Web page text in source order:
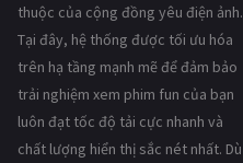
thuộc của cộng đồng yêu điện ảnh.
Tại đây, hệ thống được tối ưu hóa
trên hạ tầng mạnh mẽ để đảm bảo
trải nghiệm xem phim fun của bạn
luôn đạt tốc độ tải cực nhanh và
chất lượng hiển thị sắc nét nhất. Dù